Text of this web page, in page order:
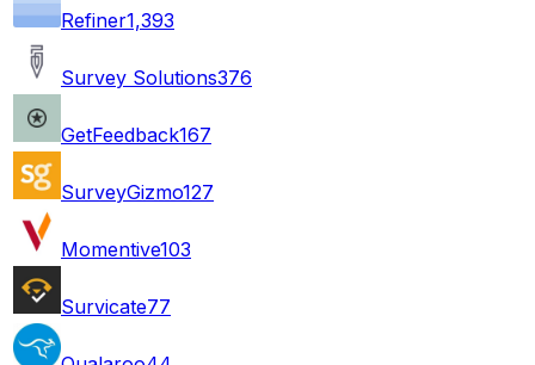
Refiner1,393
Survey Solutions376
GetFeedback167
SurveyGizmo127
Momentive103
Survicate77